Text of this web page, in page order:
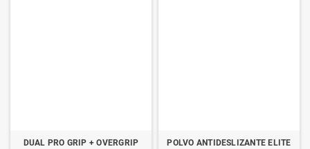
DUAL PRO GRIP + OVERGRIP
POLVO ANTIDESLIZANTE ELITE